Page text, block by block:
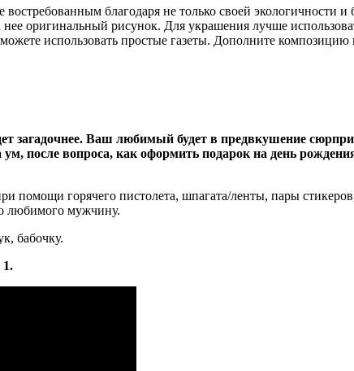
благодаря не только своей экологичности
оригинальный рисунок. Для украшения лучше
использовать простые газеты. Дополните
загадочнее. Ваш любимый будет в предвкушение
после вопроса, как оформить подарок на день
горячего пистолета, шпагата/ленты, пары
любимого мужчину.
бабочку.
1.